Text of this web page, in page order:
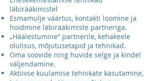
läbirääkimistel
Esmamulje väärtus, kontakti loomine ja
hoidmine läbirääkimiste partneriga.
„Häälestumine” partnerile, kehakeele
olulisus, mõjutusetapid ja tehnikad.
Oma soovide ning huvide selge ja kindel
väljendamine.
Aktiivse kuulamise tehnikate kasutamine,